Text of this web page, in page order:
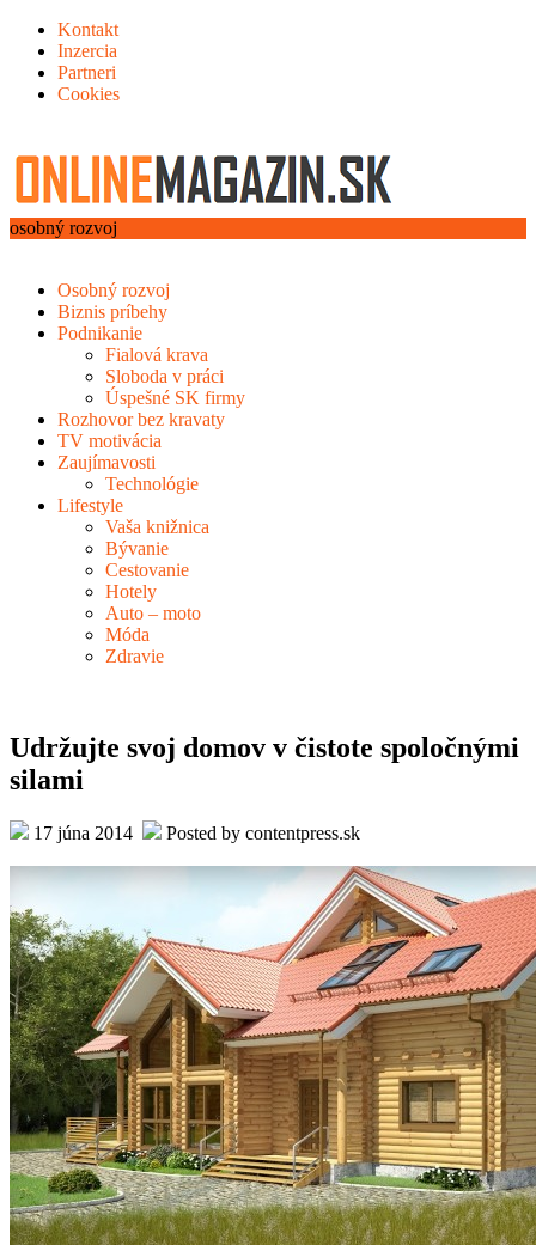
Kontakt
Inzercia
Partneri
Cookies
osobný rozvoj
Osobný rozvoj
Biznis príbehy
Podnikanie
Fialová krava
Sloboda v práci
Úspešné SK firmy
Rozhovor bez kravaty
TV motivácia
Zaujímavosti
Technológie
Lifestyle
Vaša knižnica
Bývanie
Cestovanie
Hotely
Auto – moto
Móda
Zdravie
Udržujte svoj domov v čistote spoločnými
silami
17 júna 2014 Posted by contentpress.sk